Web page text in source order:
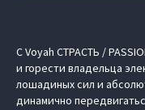
С Voyah СТРАСТЬ /
и горести владельца
лошадиных сил и
динамично